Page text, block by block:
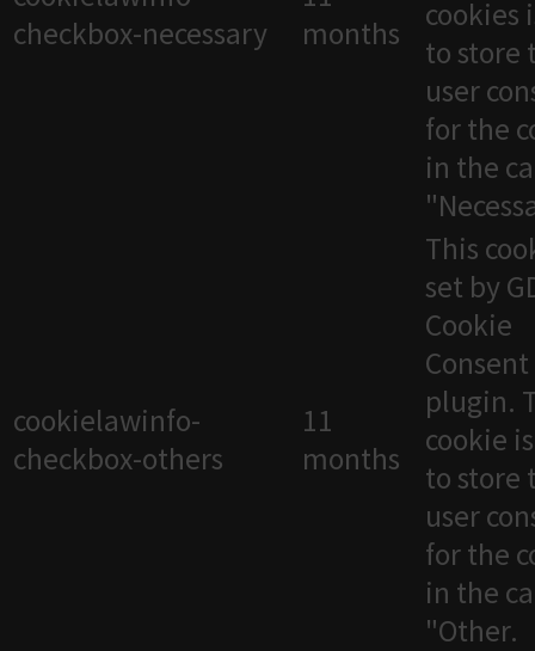
checkbox-necessary
months
cookies
to store
user
for the
in the
cookielawinfo-
checkbox-others
11
months
This
set by
Cookie
Consent
plugin.
cookie
to store
user
for the
in the
"Other.